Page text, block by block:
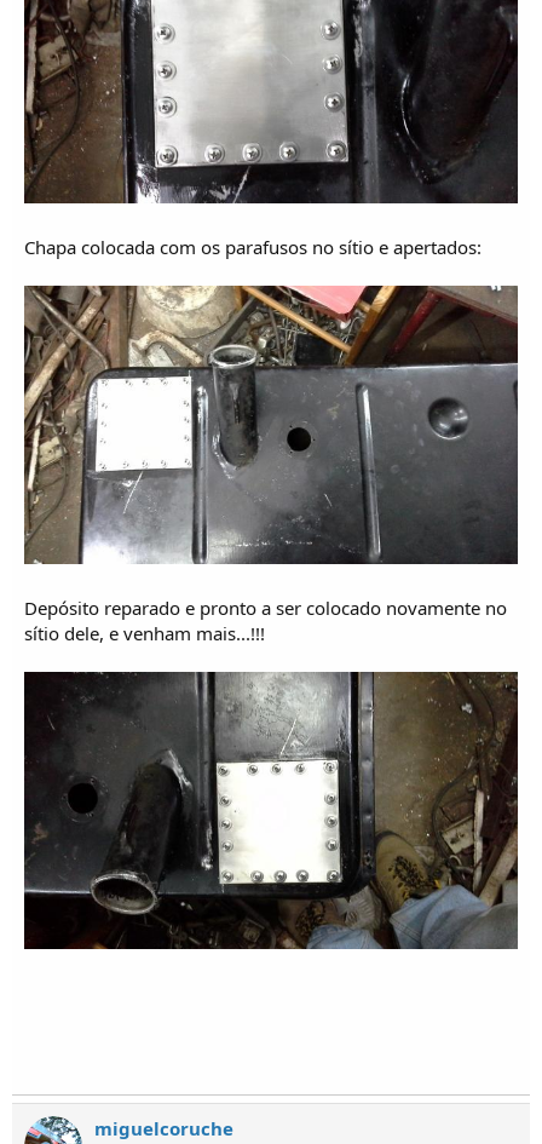
Chapa colocada com os parafusos no sítio e apertados:
Depósito reparado e pronto a ser colocado novamente no
sítio dele, e venham mais...!!!
miguelcoruche